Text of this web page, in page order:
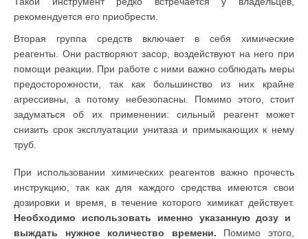
рекомендуется его приобрести.
Вторая группа средств включает в себя химические
реагенты. Они растворяют засор, воздействуют на него при
помощи реакции. При работе с ними важно соблюдать меры
предосторожности, так как большинство из них крайне
агрессивны, а потому небезопасны. Помимо этого, стоит
задуматься об их применении: сильный реагент может
снизить срок эксплуатации унитаза и примыкающих к нему
труб.
При использовании химических реагентов важно прочесть
инструкцию, так как для каждого средства имеются свои
дозировки и время, в течение которого химикат действует.
Необходимо использовать именно указанную дозу и
выждать нужное количество времени. Помимо этого,